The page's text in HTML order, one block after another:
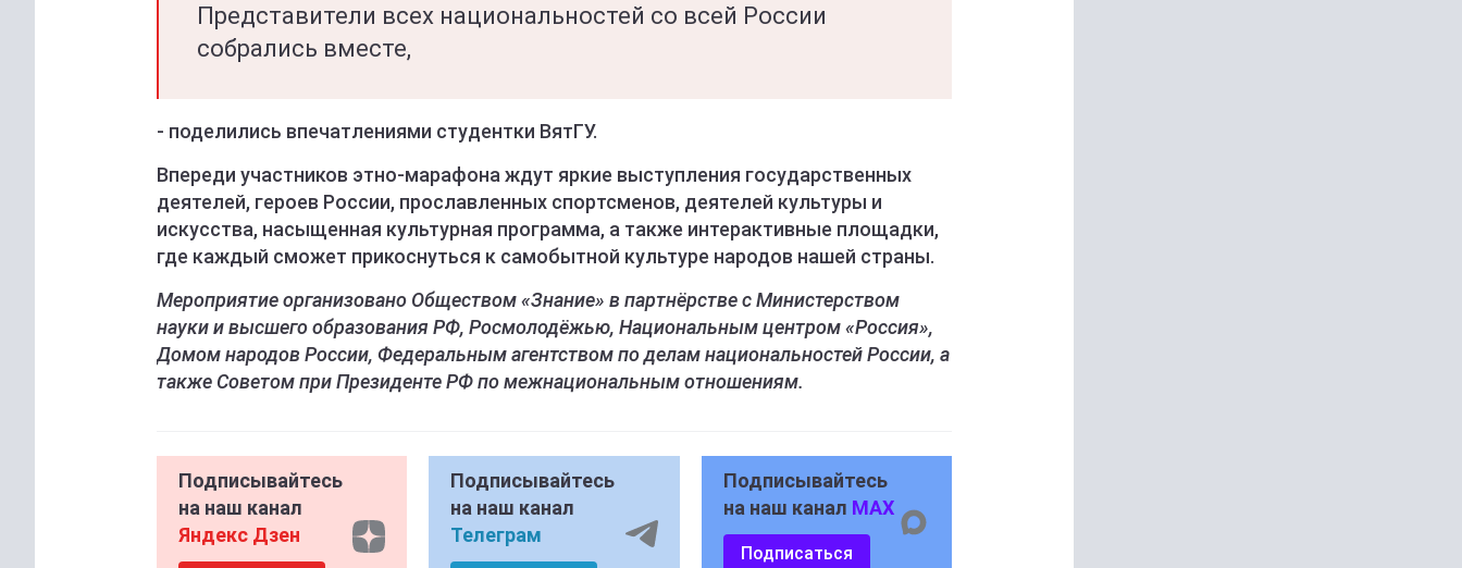
Представители всех национальностей со всей России
собрались вместе,
- поделились впечатлениями студентки ВятГУ.
Впереди участников этно-марафона ждут яркие выступления государственных
деятелей, героев России, прославленных спортсменов, деятелей культуры и
искусства, насыщенная культурная программа, а также интерактивные площадки,
где каждый сможет прикоснуться к самобытной культуре народов нашей страны.
Мероприятие организовано Обществом «Знание» в партнёрстве с Министерством
науки и высшего образования РФ, Росмолодёжью, Национальным центром «Россия»,
Домом народов России, Федеральным агентством по делам национальностей России, а
также Советом при Президенте РФ по межнациональным отношениям.
Подписывайтесь
на наш канал
Яндекс Дзен
Подписывайтесь
на наш канал
Телеграм
Подписывайтесь
на наш канал MAX
Подписаться